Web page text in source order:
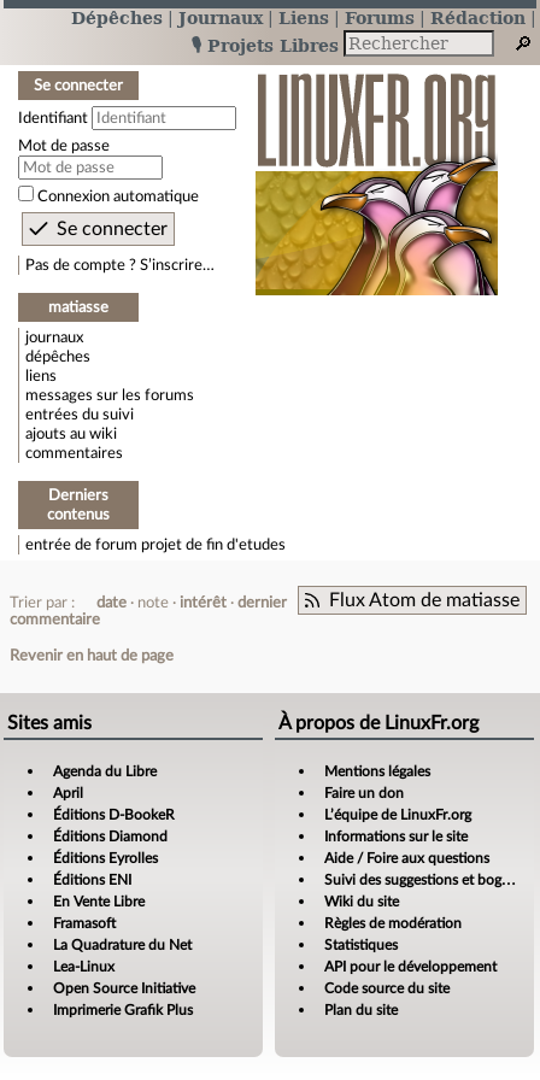
Dépêches Journaux Liens Forums
Rédaction
🎙️ Projets Libres
Se connecter
Identifiant
Mot de passe
Connexion automatique
Pas de compte ? S’inscrire…
matiasse
journaux
dépêches
liens
messages sur les forums
entrées du suivi
ajouts au wiki
commentaires
Derniers
contenus
entrée de forum projet de fin d'etudes
Flux Atom de matiasse
Trier par : date note intérêt
dernier
commentaire
Revenir en haut de page
Sites amis
Agenda du Libre
April
Éditions D-BookeR
Éditions Diamond
Éditions Eyrolles
Éditions ENI
En Vente Libre
Framasoft
La Quadrature du Net
Lea-Linux
Open Source Initiative
Imprimerie Grafik Plus
À propos de LinuxFr.org
Mentions légales
Faire un don
L’équipe de LinuxFr.org
Informations sur le site
Aide / Foire aux questions
Suivi des suggestions et bogues
Wiki du site
Règles de modération
Statistiques
API pour le développement
Code source du site
Plan du site